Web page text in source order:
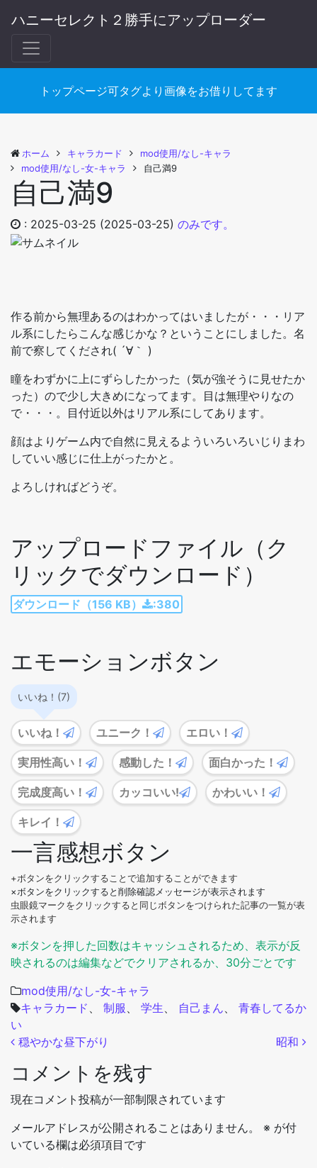
ハニーセレクト２勝手にアップローダー
トップページ可タグより画像をお借りしてます
ホーム キャラカード
mod使用/なし-キャラ
mod使用/なし-女-キャラ
自己満9
自己満9
: 2025-03-25 (2025-03-25) のみです。
作る前から無理あるのはわかってはいましたが・・・リア
ル系にしたらこんな感じかな？ということにしました。名
前で察してくだされ( ´∀｀ )
瞳をわずかに上にずらしたかった（気が強そうに見せたか
った）ので少し大きめになってます。目は無理やりなの
で・・・。目付近以外はリアル系にしてあります。
顔はよりゲーム内で自然に見えるよういろいろいじりまわ
していい感じに仕上がったかと。
よろしければどうぞ。
アップロードファイル（ク
リックでダウンロード）
ダウンロード（156 KB） :380
エモーションボタン
いいね！(7)
いいね！ ユニーク！ エロい！
実用性高い！ 感動した！ 面白かった！
完成度高い！ カッコいい! かわいい！
キレイ！
一言感想ボタン
+ボタンをクリックすることで追加することができます
×ボタンをクリックすると削除確認メッセージが表示されます
虫眼鏡マークをクリックすると同じボタンをつけられた記事の一覧が表
示されます
※ボタンを押した回数はキャッシュされるため、表示が反
映されるのは編集などでクリアされるか、30分ごとです
mod使用/なし-女-キャラ
キャラカード
制服 学生 自己まん
青春してるか
い
投稿ナビゲーション
穏やかな昼下がり 昭和
コメントを残す
現在コメント投稿が一部制限されています
メールアドレスが公開されることはありません。
※ が付
いている欄は必須項目です